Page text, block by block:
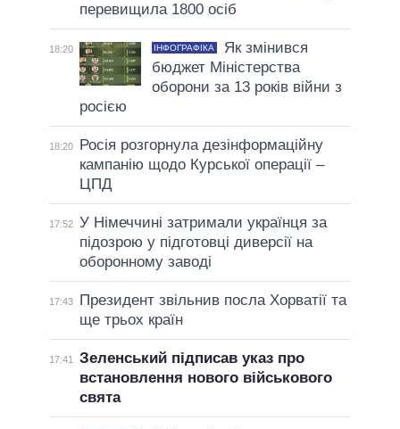
перевищила 1800 осіб
18:20 ІНФОГРАФІКА
Як змінився
бюджет Міністерства
оборони за 13 років війни з
росією
18:20
Росія розгорнула дезінформаційну
кампанію щодо Курської операції –
ЦПД
17:52 У Німеччині затримали українця за
підозрою у підготовці диверсії на
оборонному заводі
17:43
Президент звільнив посла Хорватії та
ще трьох країн
17:41
Зеленський підписав указ про
встановлення нового військового
свята